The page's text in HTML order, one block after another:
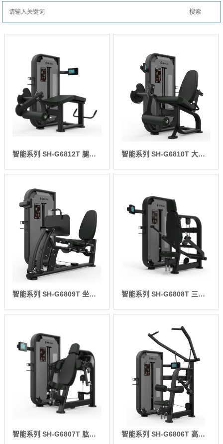
智能系列 SH-G6812T 腿部后弯举训练器 智能系列 SH-G6810T 大腿伸展训练器
智能系列 SH-G6809T 坐式蹬腿训练器 智能系列 SH-G6808T 三头肌训练器
智能系列 SH-G6807T 肱二头肌训练器 智能系列 SH-G6806T 高拉力背肌训练器